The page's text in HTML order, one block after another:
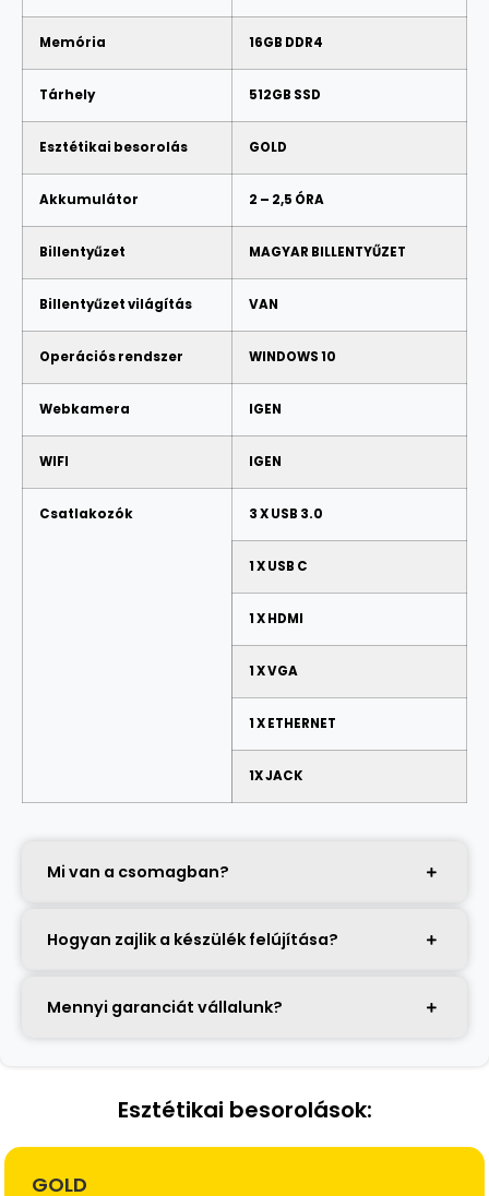
Memória 16GB DDR4
Tárhely 512GB SSD
Esztétikai besorolás GOLD
Akkumulátor 2 – 2,5 ÓRA
Billentyűzet MAGYAR BILLENTYŰZET
Billentyűzet világítás VAN
Operációs rendszer WINDOWS 10
Webkamera IGEN
WIFI IGEN
Csatlakozók 3 X USB 3.0
1 X USB C
1 X HDMI
1 X VGA
1 X ETHERNET
1X JACK
Mi van a csomagban?
Hogyan zajlik a készülék felújítása?
Mennyi garanciát vállalunk?
Esztétikai besorolások:
GOLD